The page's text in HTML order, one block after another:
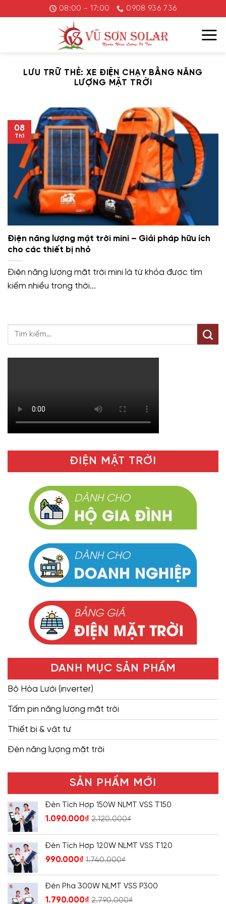
đến
08:00 - 17:00 0908 936 736
LƯU TRỮ THẺ:XE ĐIỆN CHẠY BẰNG NĂNG
LƯỢNG MẶT TRỜI
Điện năng lượng mặt trời mini – Giải pháp hữu ích
cho các thiết bị nhỏ
Điện năng lượng mặt trời mini là từ khóa được tìm
kiếm nhiều trong thời...
08
Th1
ĐIỆN MẶT TRỜI
DANH MỤC SẢN PHẨM
Bộ Hòa Lưới (inverter)
Tấm pin năng lượng mặt trời
Thiết bị & vật tư
Đèn năng lượng mặt trời
SẢN PHẨM MỚI
Đèn Tích Hợp 150W NLMT VSS T150
1.090.000₫ 2.120.000₫
Đèn Tích Hợp 120W NLMT VSS T120
990.000₫ 1.740.000₫
Đèn Pha 300W NLMT VSS P300
1.790.000₫ 2.790.000₫